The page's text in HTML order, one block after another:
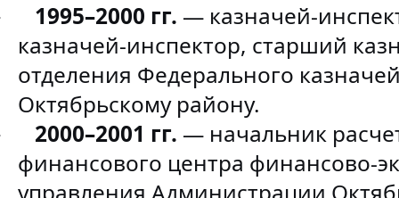
1995–2000 гг. — казначей-
казначей-инспектор, старший
отделения Федерального
Октябрьскому району.
2000–2001 гг. — начальник
финансового центра финансово-